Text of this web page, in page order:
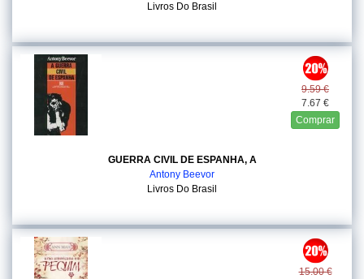
Livros Do Brasil
9.59 €
7.67 €
Comprar
GUERRA CIVIL DE ESPANHA, A
Antony Beevor
Livros Do Brasil
15.00 €